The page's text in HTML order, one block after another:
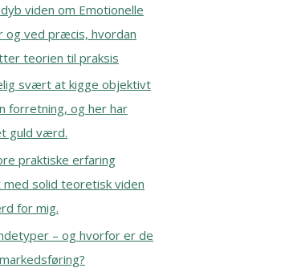
viden om Emotionelle
og ved præcis, hvordan
teorien til praksis
svært at kigge objektivt
forretning, og her har
guld værd.
praktiske erfaring
solid teoretisk viden
for mig.
– og hvorfor er de